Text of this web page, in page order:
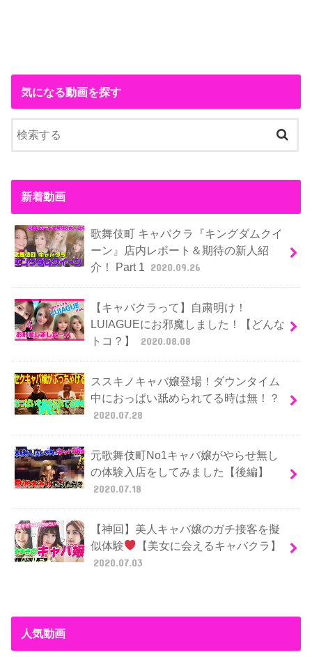
気になる動画を探す
新着動画
歌舞伎町 キャバクラ『キングダムクイ
ーン』店内レポート＆期待の新人紹
介！ Part 1 2020.09.26
【キャバクラって】自粛明け！
LUIAGUEにお邪魔しました！【どんな
トコ？】
2020.08.08
ススキノキャバ嬢登場！ダウンタイム
中におっぱい舐められてる時は無！？
2020.07.28
元歌舞伎町No1キャバ嬢がやらせ無し
の体験入店をしてみました【後編】
2020.07.18
【神回】美人キャバ嬢のガチ接客を擬
似体験
【美女に会えるキャバクラ】
2020.07.03
人気動画